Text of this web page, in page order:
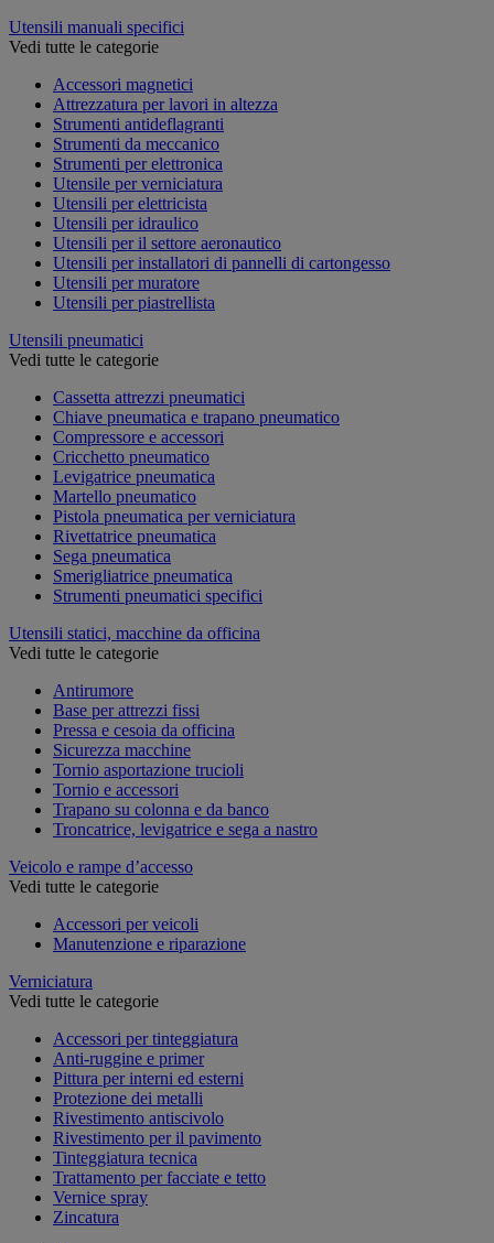
Utensili manuali specifici
Vedi tutte le categorie
Accessori magnetici
Attrezzatura per lavori in altezza
Strumenti antideflagranti
Strumenti da meccanico
Strumenti per elettronica
Utensile per verniciatura
Utensili per elettricista
Utensili per idraulico
Utensili per il settore aeronautico
Utensili per installatori di pannelli di cartongesso
Utensili per muratore
Utensili per piastrellista
Utensili pneumatici
Vedi tutte le categorie
Cassetta attrezzi pneumatici
Chiave pneumatica e trapano pneumatico
Compressore e accessori
Cricchetto pneumatico
Levigatrice pneumatica
Martello pneumatico
Pistola pneumatica per verniciatura
Rivettatrice pneumatica
Sega pneumatica
Smerigliatrice pneumatica
Strumenti pneumatici specifici
Utensili statici, macchine da officina
Vedi tutte le categorie
Antirumore
Base per attrezzi fissi
Pressa e cesoia da officina
Sicurezza macchine
Tornio asportazione trucioli
Tornio e accessori
Trapano su colonna e da banco
Troncatrice, levigatrice e sega a nastro
Veicolo e rampe d’accesso
Vedi tutte le categorie
Accessori per veicoli
Manutenzione e riparazione
Verniciatura
Vedi tutte le categorie
Accessori per tinteggiatura
Anti-ruggine e primer
Pittura per interni ed esterni
Protezione dei metalli
Rivestimento antiscivolo
Rivestimento per il pavimento
Tinteggiatura tecnica
Trattamento per facciate e tetto
Vernice spray
Zincatura